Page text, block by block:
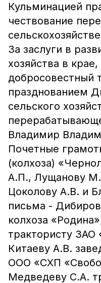
Кульминацией
чествование
За заслуги в
хозяйства в
добросовестный
празднованием
сельского
Владимир
Почетные
(колхоза)
А.П., Лущанову
Цоколову А.В. и
письма -
колхоза
трактористу ЗАО
Китаеву А.В.
ООО «СХП
Медведеву С.А.